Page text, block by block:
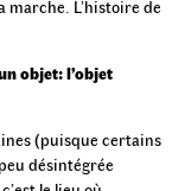
L’histoire de
objet: l’objet
(puisque certains
désintégrée